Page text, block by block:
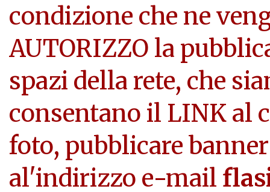
condizione che ne
AUTORIZZO la
spazi della rete, che
consentano il LINK al
foto, pubblicare
al'indirizzo e-mail